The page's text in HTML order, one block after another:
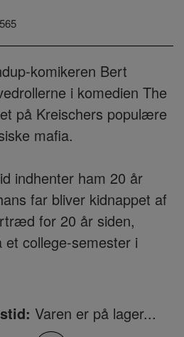
komikeren Bert
i komedien The
på Kreischers populære
mafia.
indhenter ham 20 år
far bliver kidnappet af
for 20 år siden,
college-semester i
Varen er på lager...